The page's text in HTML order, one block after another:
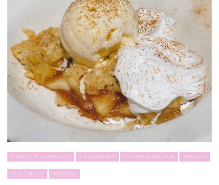
AMÉRICA DO NORTE CALIFORNIA ESTADOS UNIDOS MUNDO
SAN DIEGO VIAGEM